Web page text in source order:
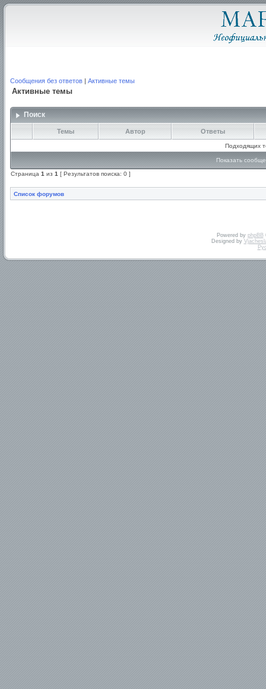
Сообщения без ответов | Активные темы
Активные темы
Поиск
Темы Автор Ответы
Подходящих
Показать
Страница 1 из 1 [ Результатов поиска: 0 ]
Список форумов
Powered by phpBB
Designed by